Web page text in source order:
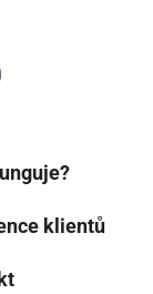
klientů